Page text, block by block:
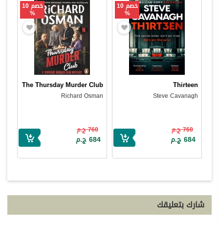
خصم 10
%
Thirteen
Steve Cavanagh
760 ج.م
684 ج.م
خصم 10
%
The Thursday Murder Club
Richard Osman
760 ج.م
684 ج.م
شارك بتعليقك